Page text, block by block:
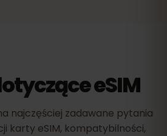
eSIM
najczęściej zadawane pytania
karty eSIM, kompatybilności,